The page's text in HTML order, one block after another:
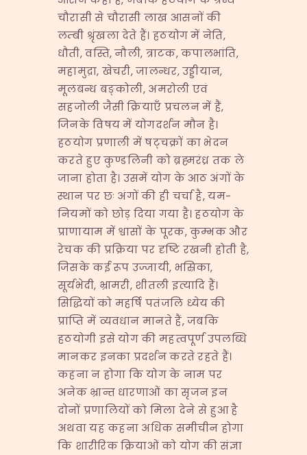
चौरासी से चौरासी लाख आसनों की
लम्बी श्रृंखला देते हैं। हठयोग में नेति,
धौती, वस्ति, नौली, त्राटक, कपालभांति,
महामुद्रा, खेचरी, जालन्धर, उड्डीयान,
मूलबन्ध बङ्कोली, अमरोली एवं
सहजोली जैसी क्रियाएँ प्रचलन में हैं,
जिनके विषय में योगदर्शन मौन है।
हठयोग प्रणाली में षट्चक्रों का भेदन
करते हुए कुण्डलिनी को ब्रह्मरंध्र तक ले
जाना होता है। उसमें योग के आठ अंगों के
स्थान पर छः अंगों की ही चर्चा है, यम-
नियमों को छोड़ दिया गया है। हठयोग के
प्राणायाम में श्वासों के पूरक, कुम्भक और
रेचक की प्रक्रिया पर दृष्टि रखनी होती है,
जिसके कई रूप उज्जायी, भस्रिका,
सूर्यभेदी, भ्रामरी, शीतली इत्यादि हैं।
सिद्धियों को महर्षि पतंजलि ध्येय की
प्राप्ति में व्यवधान मानते हैं, जबकि
हठयोगी इसे योग की महत्वपूर्ण उपलब्धि
मानकर इनका प्रदर्शन करते रहते हैं।
कहना न होगा कि योग के नाम पर
अनेक भ्रान्त धारणाओं का सृजन इन
दोनों प्रणालियों को मिला देने से हुआ है
अथवा यह कहना अधिक समीचीन होगा
कि शारीरिक क्रियाओं को योग की संज्ञा